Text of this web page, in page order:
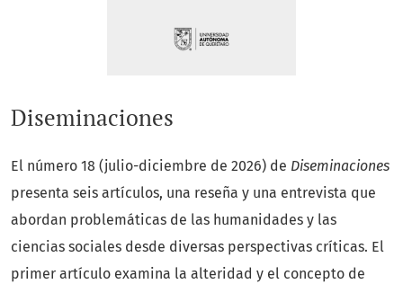
Diseminaciones
El número 18 (julio-diciembre de 2026) de Diseminaciones
presenta seis artículos, una reseña y una entrevista que
abordan problemáticas de las humanidades y las
ciencias sociales desde diversas perspectivas críticas. El
primer artículo examina la alteridad y el concepto de